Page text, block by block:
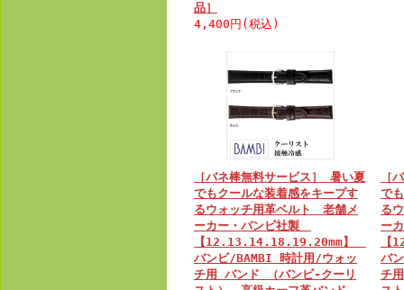
品］
4,400円(税込)
［バネ棒無料サービス］ 暑い夏
でもクールな装着感をキープす
るウォッチ用革ベルト 老舗メ
ーカー・バンビ社製
【12.13.14.18.19.20mm】
バンビ/BAMBI 時計用/ウォッ
チ用 バンド （バンビ-クーリ
［
で
る
ー
【
バ
チ